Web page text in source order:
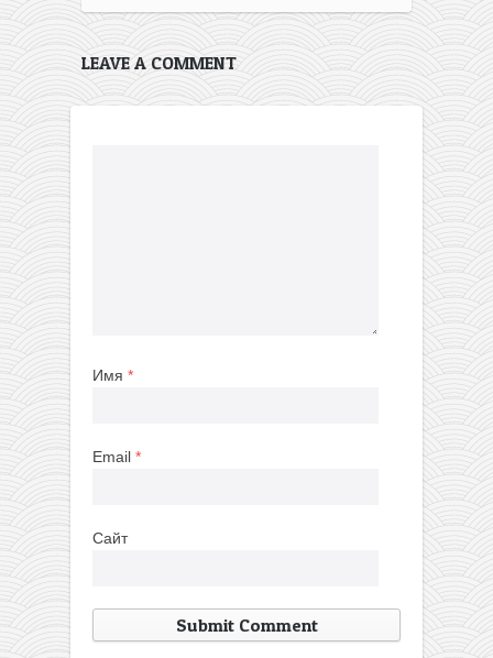
LEAVE A COMMENT
Имя *
Email *
Сайт